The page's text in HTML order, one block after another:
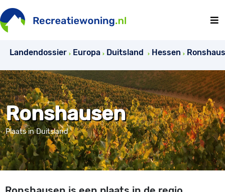
Landendossier Europa Duitsland Hessen
Ronshausen
Plaats in Duitsland